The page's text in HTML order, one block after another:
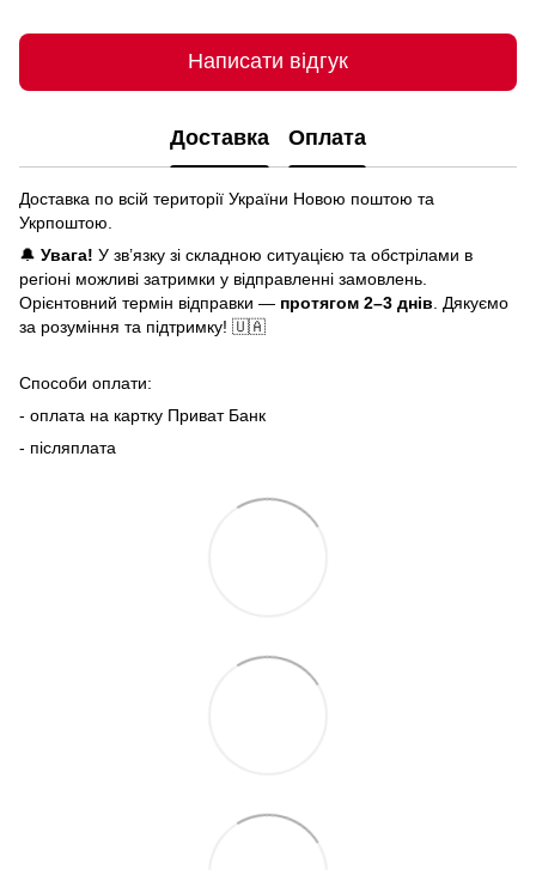
Написати відгук
Доставка Оплата
Доставка по всій території України Новою поштою та
Укрпоштою.
🔔 Увага! У зв’язку зі складною ситуацією та обстрілами в
регіоні можливі затримки у відправленні замовлень.
Орієнтовний термін відправки — протягом 2–3 днів . Дякуємо
за розуміння та підтримку! 🇺🇦
Способи оплати:
- оплата на картку Приват Банк
- післяплата